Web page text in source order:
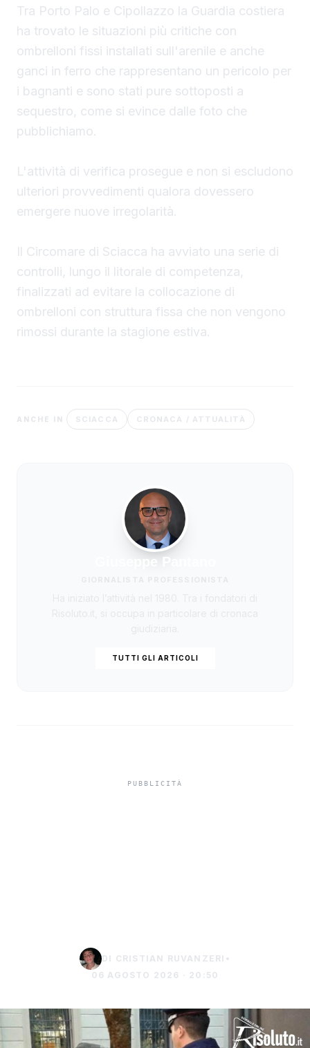
Tra Porto Palo e Cipollazzo la Guardia costiera
ha trovato le situazioni più critiche con
ombrelloni fissi installati sull'arenile e anche
ganci in ferro che rappresentano un pericolo per
i bagnanti e sono stati pure sottoposti a
sequestro, come si evince dalle foto che
pubblichiamo.
L'attività di verifica prosegue e non si escludono
ulteriori provvedimenti qualora dovessero
emergere nuove irregolarità.
Il Circomare di Sciacca ha avviato una serie di
controlli, lungo il litorale di competenza,
finalizzati ad evitare la collocazione di
ombrelloni con struttura fissa che non vengono
rimossi durante la stagione estiva.
ANCHE IN SCIACCA CRONACA / ATTUALITÀ
Giuseppe Pantano
TUTTI GLI ARTICOLI
DI CRISTIAN RUVANZERI •
06 AGOSTO 2026 · 20:50